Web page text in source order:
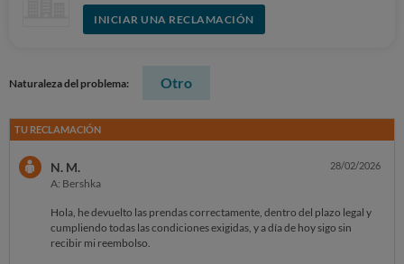
INICIAR UNA RECLAMACIÓN
Naturaleza del problema: Otro
TU RECLAMACIÓN
N. M.
A: Bershka
28/02/2026
Hola, he devuelto las prendas correctamente, dentro del plazo legal y
cumpliendo todas las condiciones exigidas, y a día de hoy sigo sin
recibir mi reembolso.